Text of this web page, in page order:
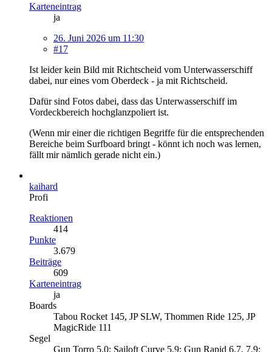
Karteneintrag
ja
26. Juni 2026 um 11:30
#17
Ist leider kein Bild mit Richtscheid vom Unterwasserschiff
dabei, nur eines vom Oberdeck - ja mit Richtscheid.
Dafür sind Fotos dabei, dass das Unterwasserschiff im
Vordeckbereich hochglanzpoliert ist.
(Wenn mir einer die richtigen Begriffe für die entsprechenden
Bereiche beim Surfboard bringt - könnt ich noch was lernen,
fällt mir nämlich gerade nicht ein.)
kaihard
Profi
Reaktionen
414
Punkte
3.679
Beiträge
609
Karteneintrag
ja
Boards
Tabou Rocket 145, JP SLW, Thommen Ride 125, JP
MagicRide 111
Segel
Gun Torro 5.0; Sailoft Curve 5.9; Gun Rapid 6.7, 7.9;